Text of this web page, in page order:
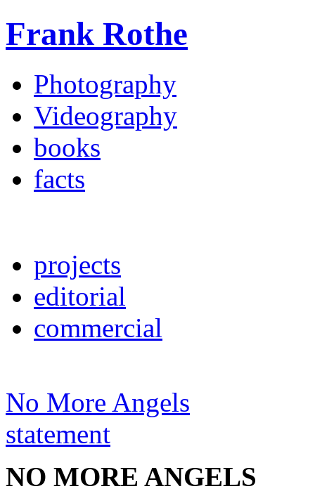
Frank Rothe
Photography
Videography
books
facts
projects
editorial
commercial
No More Angels
statement
NO MORE ANGELS